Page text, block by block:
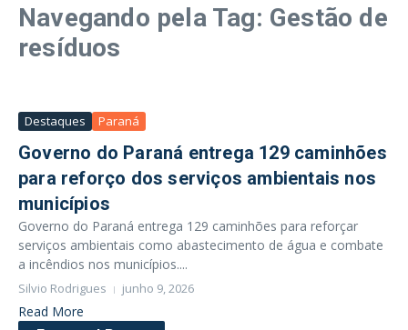
Navegando pela Tag: Gestão de
resíduos
Destaques Paraná
Governo do Paraná entrega 129 caminhões
para reforço dos serviços ambientais nos
municípios
Governo do Paraná entrega 129 caminhões para reforçar
serviços ambientais como abastecimento de água e combate
a incêndios nos municípios....
Silvio Rodrigues junho 9, 2026
Read More